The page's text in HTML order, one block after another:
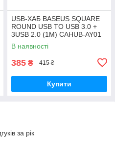
USB-ХАБ BASEUS SQUARE
ROUND USB TO USB 3.0 +
3USB 2.0 (1M) CAHUB-AY01
В наявності
385 ₴ 415 ₴
Купити
за рік